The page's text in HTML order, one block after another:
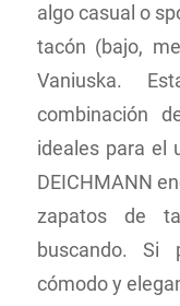
algo casual o
tacón (bajo,
Vaniuska.
combinación
ideales para el
DEICHMANN
zapatos de
buscando. Si
cómodo y